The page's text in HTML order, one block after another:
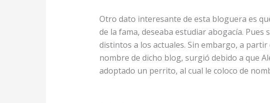
Otro dato interesante de esta bloguera es
de la fama, deseaba estudiar abogacía. Pues
distintos a los actuales. Sin embargo, a partir
nombre de dicho blog, surgió debido a que
adoptado un perrito, al cual le coloco de